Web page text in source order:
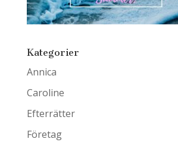
Kategorier
Annica
Caroline
Efterrätter
Företag